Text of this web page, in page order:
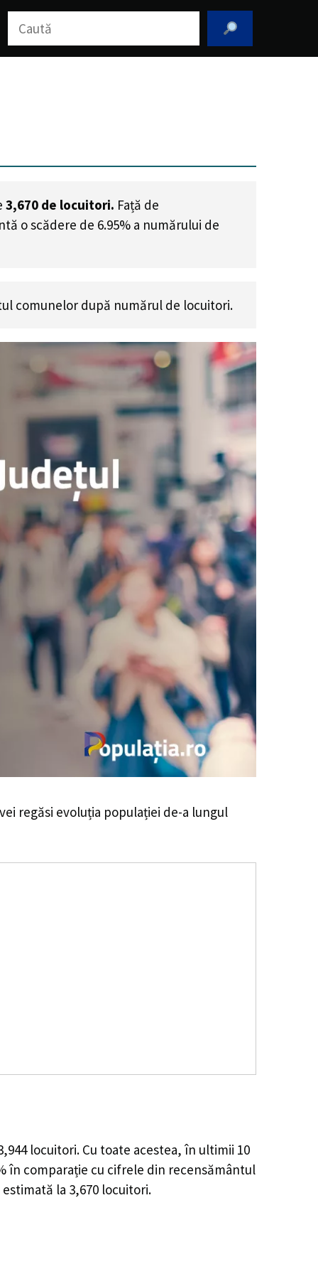
Caută
3,670 de locuitori. Față de
o scădere de 6.95% a numărului de
comunelor după numărul de locuitori.
regăsi evoluția populației de-a lungul
locuitori. Cu toate acestea, în ultimii 10
în comparație cu cifrele din recensământul
la 3,670 locuitori.